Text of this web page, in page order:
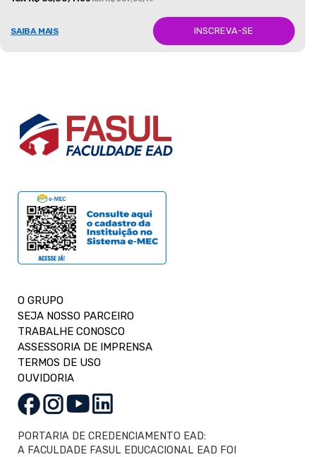
SAIBA MAIS INSCREVA-SE
O GRUPO
SEJA NOSSO PARCEIRO
TRABALHE CONOSCO
ASSESSORIA DE IMPRENSA
TERMOS DE USO
OUVIDORIA
PORTARIA DE CREDENCIAMENTO EAD:
A FACULDADE FASUL EDUCACIONAL EAD FOI